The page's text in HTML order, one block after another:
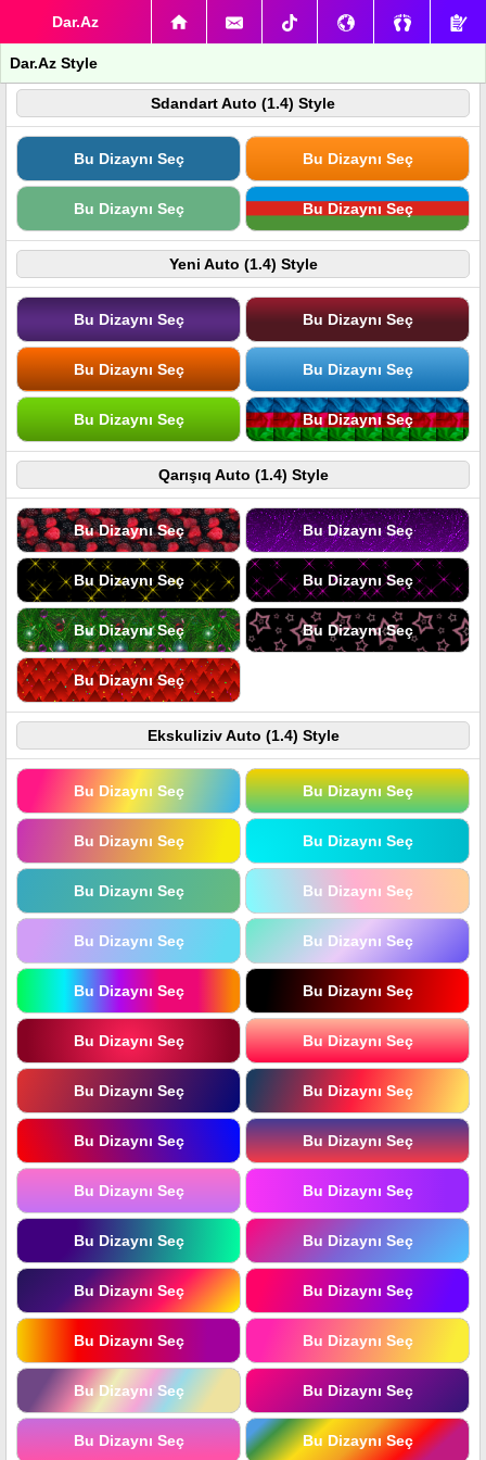
Dar.Az
Dar.Az Style
Sdandart Auto (1.4) Style
Bu Dizaynı Seç Bu Dizaynı Seç
Bu Dizaynı Seç Bu Dizaynı Seç
Yeni Auto (1.4) Style
Bu Dizaynı Seç Bu Dizaynı Seç
Bu Dizaynı Seç Bu Dizaynı Seç
Bu Dizaynı Seç Bu Dizaynı Seç
Qarışıq Auto (1.4) Style
Bu Dizaynı Seç Bu Dizaynı Seç
Bu Dizaynı Seç Bu Dizaynı Seç
Bu Dizaynı Seç Bu Dizaynı Seç
Bu Dizaynı Seç
Ekskuliziv Auto (1.4) Style
Bu Dizaynı Seç Bu Dizaynı Seç
Bu Dizaynı Seç Bu Dizaynı Seç
Bu Dizaynı Seç Bu Dizaynı Seç
Bu Dizaynı Seç Bu Dizaynı Seç
Bu Dizaynı Seç Bu Dizaynı Seç
Bu Dizaynı Seç Bu Dizaynı Seç
Bu Dizaynı Seç Bu Dizaynı Seç
Bu Dizaynı Seç Bu Dizaynı Seç
Bu Dizaynı Seç Bu Dizaynı Seç
Bu Dizaynı Seç Bu Dizaynı Seç
Bu Dizaynı Seç Bu Dizaynı Seç
Bu Dizaynı Seç Bu Dizaynı Seç
Bu Dizaynı Seç Bu Dizaynı Seç
Bu Dizaynı Seç Bu Dizaynı Seç